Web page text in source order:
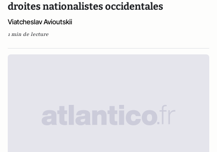
droites nationalistes occidentales
Viatcheslav Avioutskii
1 min de lecture